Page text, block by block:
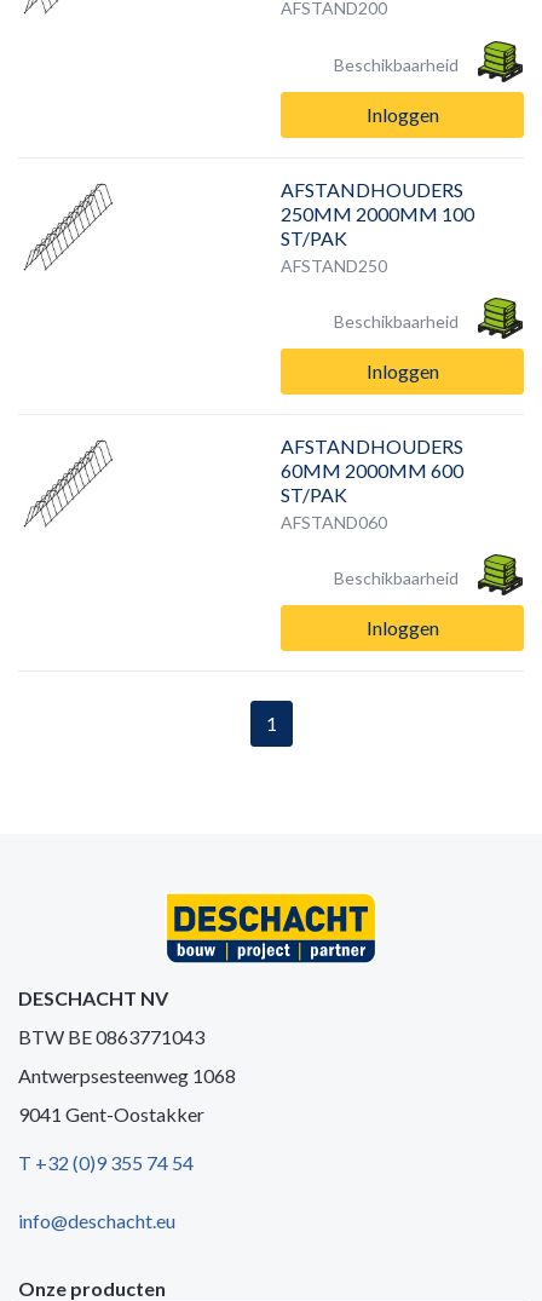
AFSTAND200
Beschikbaarheid
Inloggen
AFSTANDHOUDERS
250MM 2000MM 100
ST/PAK
AFSTAND250
Beschikbaarheid
Inloggen
AFSTANDHOUDERS
60MM 2000MM 600
ST/PAK
AFSTAND060
Beschikbaarheid
Inloggen
1
DESCHACHT NV
BTW BE 0863771043
Antwerpsesteenweg 1068
9041 Gent-Oostakker
T +32 (0)9 355 74 54
info@deschacht.eu
Onze producten